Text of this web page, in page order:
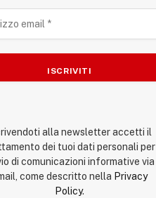
alla newsletter accetti il
dei tuoi dati personali per
di comunicazioni informative via
come descritto nella Privacy
Policy.